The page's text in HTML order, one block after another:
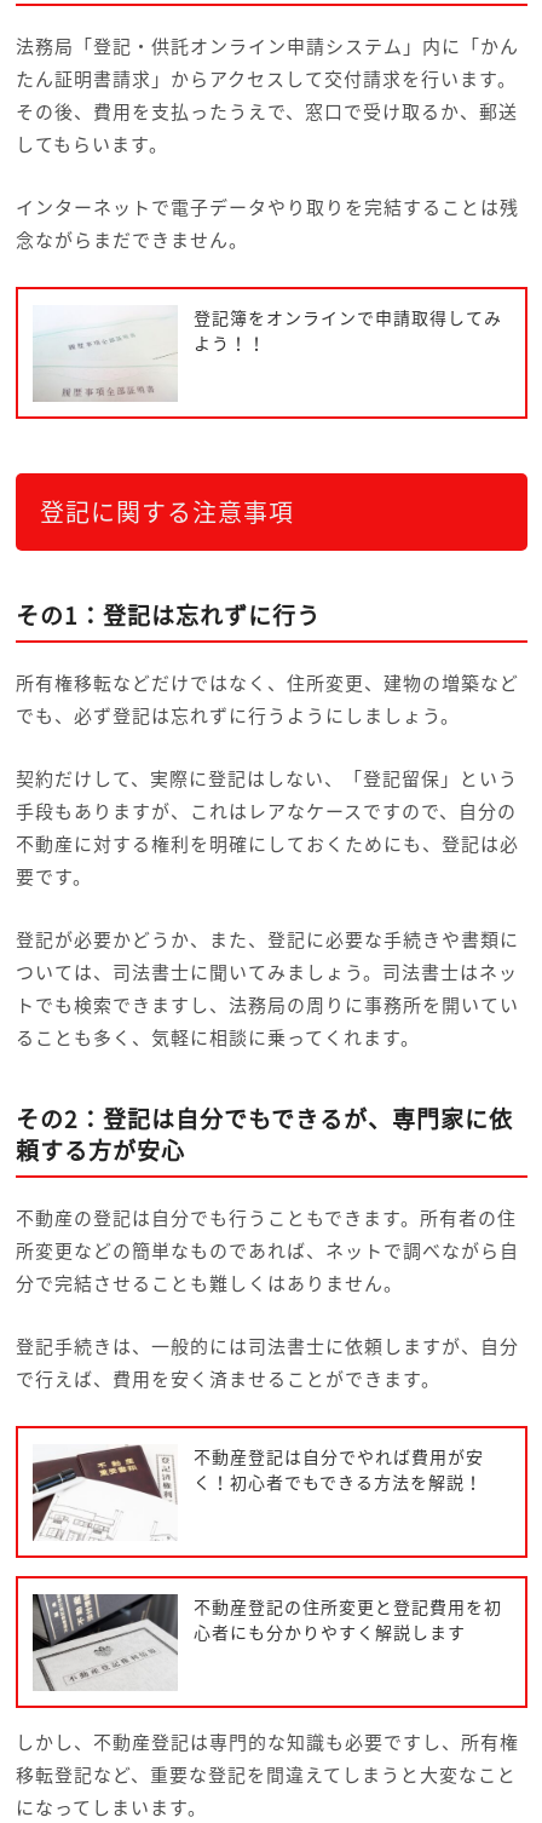
法務局「登記・供託オンライン申請システム」内に「かん
たん証明書請求」からアクセスして交付請求を行います。
その後、費用を支払ったうえで、窓口で受け取るか、郵送
してもらいます。
インターネットで電子データやり取りを完結することは残
念ながらまだできません。
登記簿をオンラインで申請取得してみ
よう！！
登記に関する注意事項
その1：登記は忘れずに行う
所有権移転などだけではなく、住所変更、建物の増築など
でも、必ず登記は忘れずに行うようにしましょう。
契約だけして、実際に登記はしない、「登記留保」という
手段もありますが、これはレアなケースですので、自分の
不動産に対する権利を明確にしておくためにも、登記は必
要です。
登記が必要かどうか、また、登記に必要な手続きや書類に
ついては、司法書士に聞いてみましょう。司法書士はネッ
トでも検索できますし、法務局の周りに事務所を開いてい
ることも多く、気軽に相談に乗ってくれます。
その2：登記は自分でもできるが、専門家に依
頼する方が安心
不動産の登記は自分でも行うこともできます。所有者の住
所変更などの簡単なものであれば、ネットで調べながら自
分で完結させることも難しくはありません。
登記手続きは、一般的には司法書士に依頼しますが、自分
で行えば、費用を安く済ませることができます。
不動産登記は自分でやれば費用が安
く！初心者でもできる方法を解説！
不動産登記の住所変更と登記費用を初
心者にも分かりやすく解説します
しかし、不動産登記は専門的な知識も必要ですし、所有権
移転登記など、重要な登記を間違えてしまうと大変なこと
になってしまいます。